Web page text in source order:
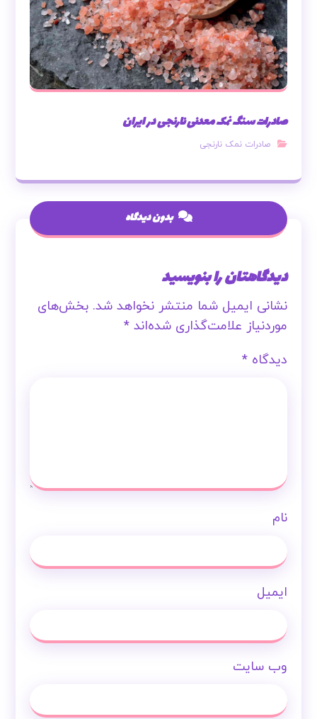
صادرات سنگ نمک معدنی نارنجی در ایران
صادرات نمک نارنجی
بدون دیدگاه
دیدگاهتان را بنویسید
نشانی ایمیل شما منتشر نخواهد شد. بخش‌های
موردنیاز علامت‌گذاری شده‌اند*
دیدگاه*
نام
ایمیل
وب‌ سایت